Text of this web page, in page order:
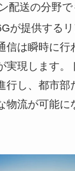
配送の分野
が提供する
信は瞬時に行
実現します。
行し、都市部
物流が可能に